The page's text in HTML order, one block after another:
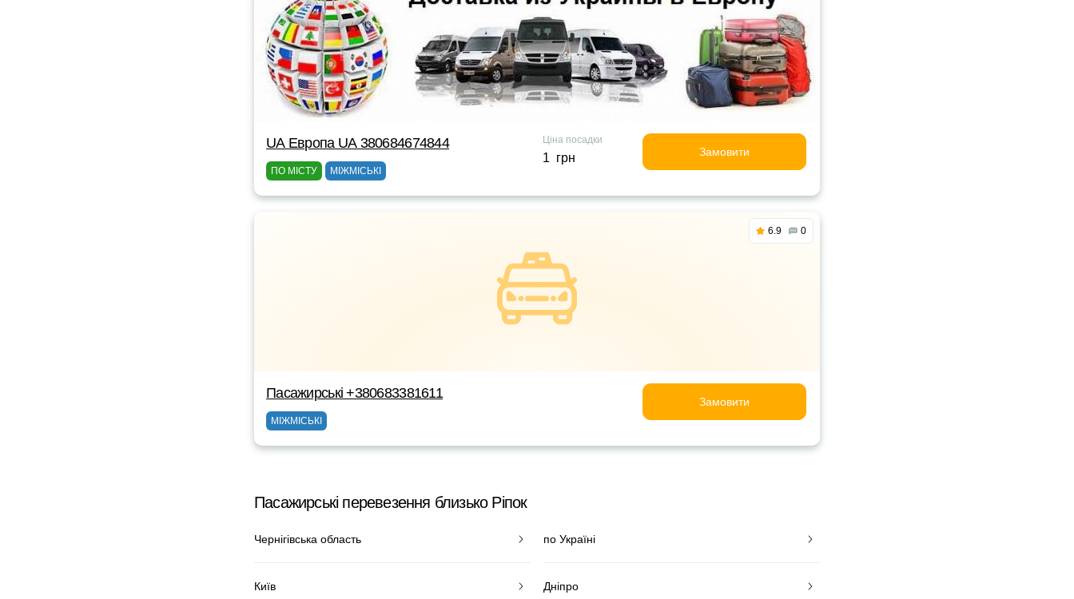
UА Европа UА 380684674844
ПО МІСТУ МІЖМІСЬКІ
Ціна посадки
1 грн Замовити
6.9 0
Пасажирські +380683381611
МІЖМІСЬКІ
Замовити
Пасажирські перевезення близько Ріпок
Чернігівська область по Україні
Київ Дніпро